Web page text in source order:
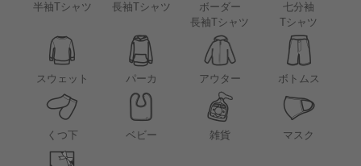
半袖Tシャツ 長袖Tシャツ
ボーダー
長袖Tシャツ
七分袖
Tシャツ
スウェット パーカ アウター ボトムス
くつ下 ベビー 雑貨 マスク